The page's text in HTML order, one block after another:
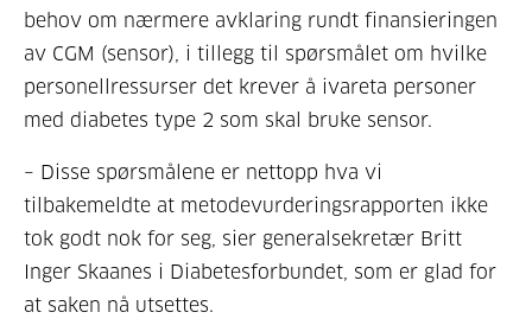
behov om nærmere avklaring rundt finansieringen
av CGM (sensor), i tillegg til spørsmålet om hvilke
personellressurser det krever å ivareta personer
med diabetes type 2 som skal bruke sensor.
– Disse spørsmålene er nettopp hva vi
tilbakemeldte at metodevurderingsrapporten ikke
tok godt nok for seg, sier generalsekretær Britt
Inger Skaanes i Diabetesforbundet, som er glad for
at saken nå utsettes.